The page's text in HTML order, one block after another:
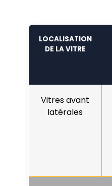
LOCALISATION
DE LA VITRE
Vitres avant
latérales